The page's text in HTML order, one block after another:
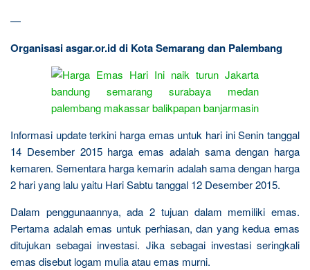
—
Organisasi asgar.or.id di Kota Semarang dan Palembang
Informasi update terkini harga emas untuk hari ini Senin tanggal
14 Desember 2015 harga emas adalah sama dengan harga
kemaren. Sementara harga kemarin adalah sama dengan harga
2 hari yang lalu yaitu Hari Sabtu tanggal 12 Desember 2015.
Dalam penggunaannya, ada 2 tujuan dalam memiliki emas.
Pertama adalah emas untuk perhiasan, dan yang kedua emas
ditujukan sebagai investasi. Jika sebagai investasi seringkali
emas disebut logam mulia atau emas murni.